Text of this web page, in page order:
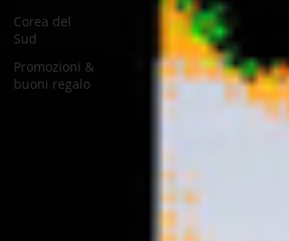
Corea del
Sud
Promozioni &
buoni regalo